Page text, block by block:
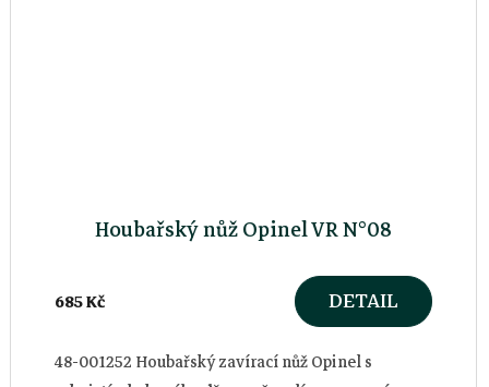
Houbařský nůž Opinel VR N°08
685 Kč DETAIL
48-001252 Houbařský zavírací nůž Opinel s